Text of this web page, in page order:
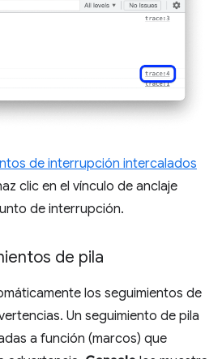
de interrupción intercalados
clic en el vínculo de anclaje
de interrupción.
de pila
los seguimientos de
Un seguimiento de pila
a función (marcos) que